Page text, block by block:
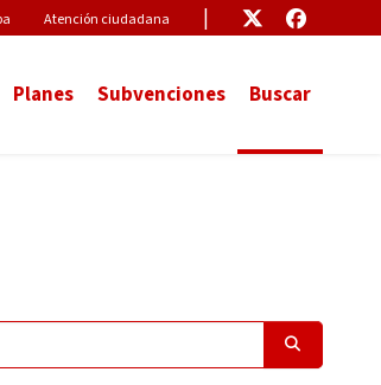
Microsite
Atención ciudadana EnlaceEnlace
Planes Subvenciones Buscar